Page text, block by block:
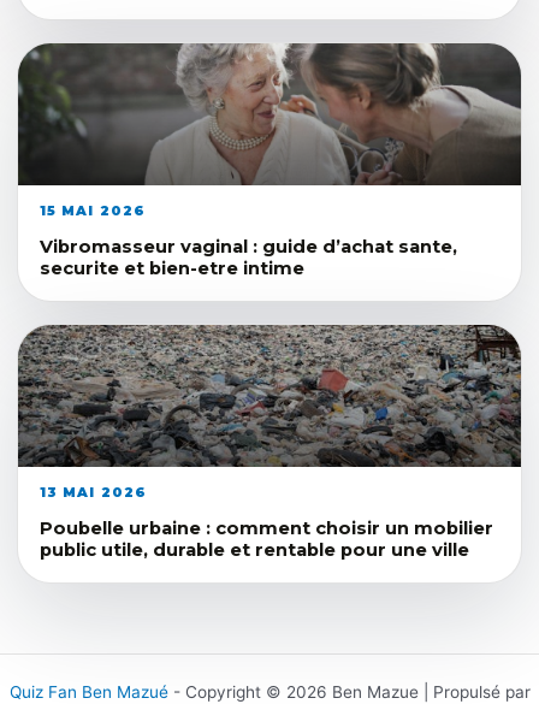
15 MAI 2026
Vibromasseur vaginal : guide d’achat sante,
securite et bien-etre intime
13 MAI 2026
Poubelle urbaine : comment choisir un mobilier
public utile, durable et rentable pour une ville
Quiz Fan Ben Mazué- Copyright © 2026 Ben Mazue | Propulsé par